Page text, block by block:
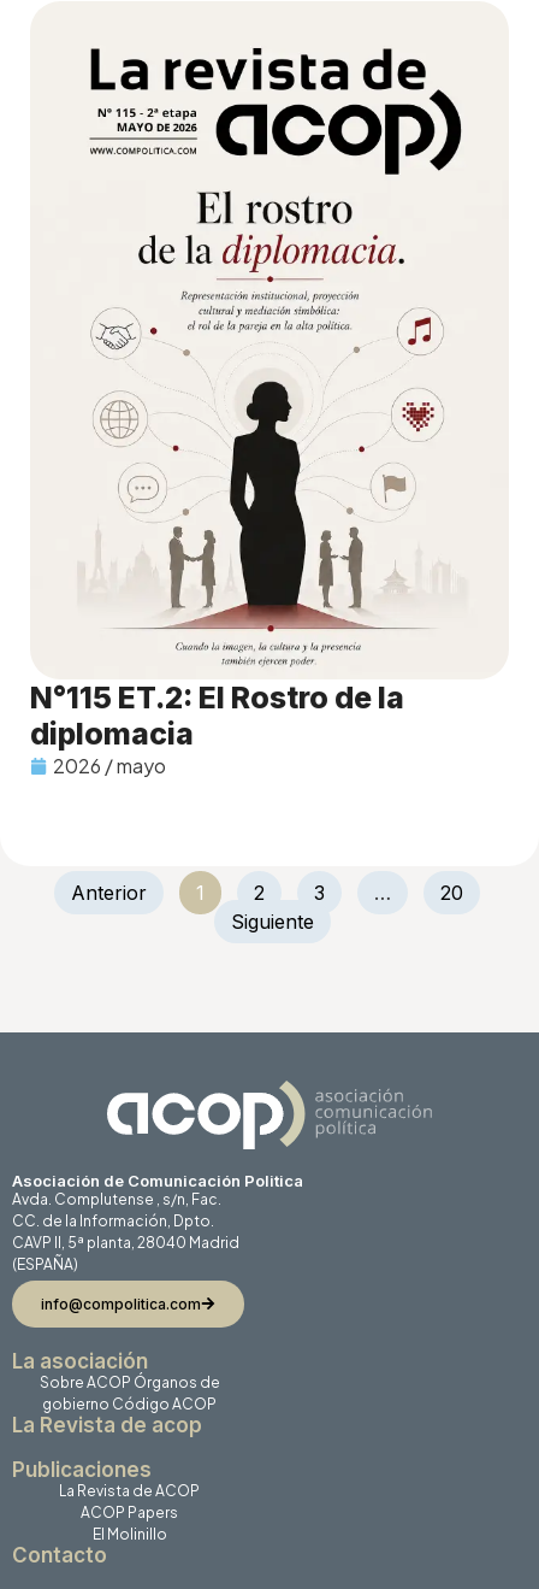
N°115 ET.2: El Rostro de la
diplomacia
2026 / mayo
Anterior 1 2 3 …
20
Siguiente
Asociación de Comunicación Politica
Avda. Complutense , s/n, Fac.
CC. de la Información, Dpto.
CAVP II, 5ª planta, 28040 Madrid
(ESPAÑA)
info@compolitica.com
La asociación
Sobre ACOP Órganos de
gobierno Código ACOP
La Revista de acop
Publicaciones
La Revista de ACOP
ACOP Papers
El Molinillo
Contacto